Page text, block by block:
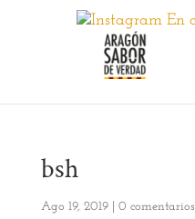
bsh
Ago 19, 2019| 0 comentarios